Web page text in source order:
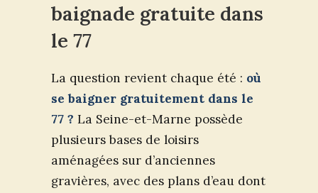
baignade gratuite dans
le 77
La question revient chaque été : où
se baigner gratuitement dans le
77 ? La Seine-et-Marne possède
plusieurs bases de loisirs
aménagées sur d’anciennes
gravières, avec des plans d’eau dont